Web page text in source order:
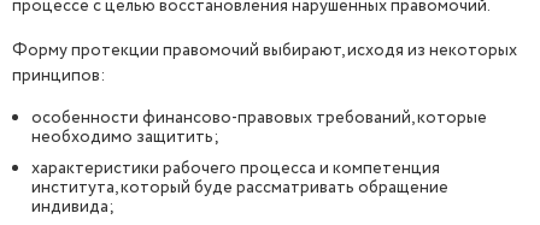
процессе с целью восстановления нарушенных правомочий.
Форму протекции правомочий выбирают, исходя из некоторых
принципов:
особенности финансово-правовых требований, которые
необходимо защитить;
характеристики рабочего процесса и компетенция
института, который буде рассматривать обращение
индивида;